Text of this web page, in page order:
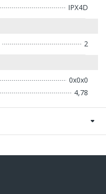
IPX4D
2
0x0x0
4,78